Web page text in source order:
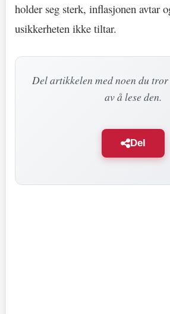
holder seg sterk, inflasjonen avtar
usikkerheten ikke tiltar.
Del artikkelen med noen du
av å lese den.
Del